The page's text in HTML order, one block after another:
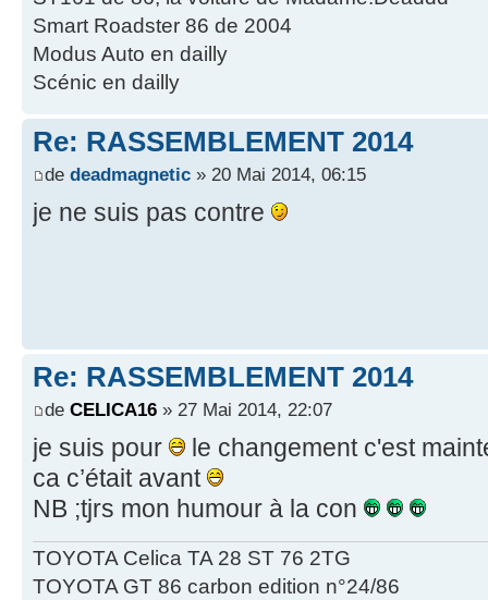
Smart Roadster 86 de 2004
Modus Auto en dailly
Scénic en dailly
Re: RASSEMBLEMENT 2014
de deadmagnetic » 20 Mai 2014, 06:15
je ne suis pas contre
Re: RASSEMBLEMENT 2014
de CELICA16 » 27 Mai 2014, 22:07
je suis pour
le changement c'est
ca c’était avant
NB ;tjrs mon humour à la con
TOYOTA Celica TA 28 ST 76 2TG
TOYOTA GT 86 carbon edition n°24/86